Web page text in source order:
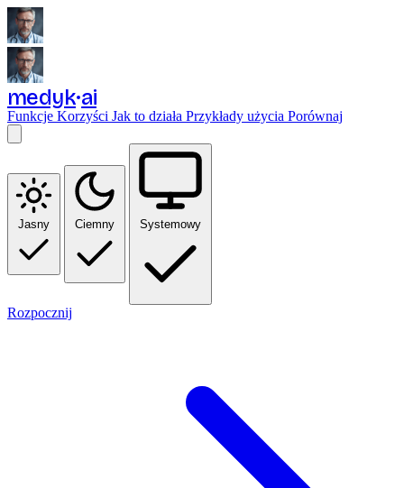
medyk ai
Funkcje Korzyści Jak to działa Przykłady użycia Porównaj
Jasny Ciemny Systemowy
Rozpocznij